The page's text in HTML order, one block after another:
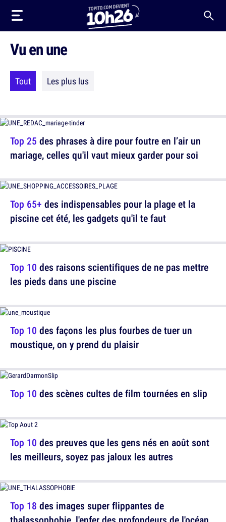
Vu en une
Tout Les plus lus
Top 25 des phrases à dire pour foutre en l’air un
mariage, celles qu'il vaut mieux garder pour soi
Top 65+ des indispensables pour la plage et la
piscine cet été, les gadgets qu'il te faut
Top 10 des façons les plus fourbes de tuer un
moustique, on y prend du plaisir
Top 10 des preuves que les gens nés en août sont
les meilleurs, soyez pas jaloux les autres
Top 10 des raisons scientifiques de ne pas mettre
les pieds dans une piscine
Top 10 des scènes cultes de film tournées en slip
Top 18 des images super flippantes de